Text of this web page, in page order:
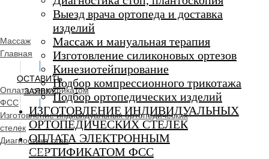
салон
Выезд врача ортопеда и доставка
изделий
Массаж и мануальная терапия
Изготовление силиконовых ортезов
Кинезиотейпирование
Подбор компрессионного трикотажа
Подбор ортопедических изделий
ИЗГОТОВЛЕНИЕ ИНДИВИДУАЛЬНЫХ
ОРТОПЕДИЧЕСКИХ СТЕЛЕК
ОПЛАТА ЭЛЕКТРОННЫМ
СЕРТИФИКАТОМ ФСС
Массаж
Главная
ОСТАВИТЬ
ЗАЯВКУ
Оплата сертификатом
ФСС
Изготовление индивидуальных ортопедических
стелек
Диагностика стоп
Ортопедический